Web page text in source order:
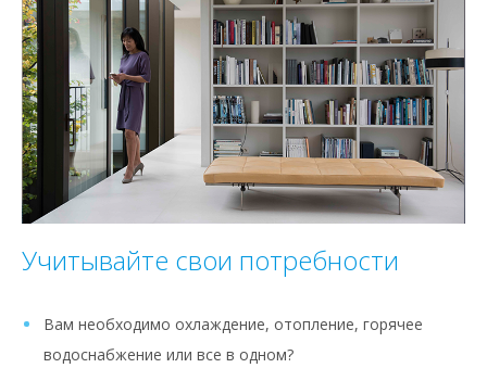
Учитывайте свои потребности
Вам необходимо охлаждение, отопление, горячее
водоснабжение или все в одном?